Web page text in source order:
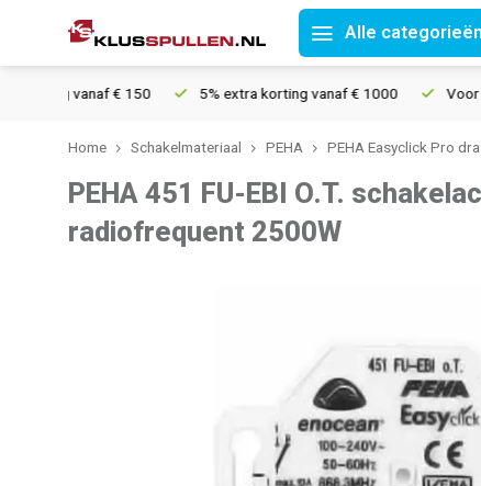
Alle categorieën
vanaf € 150 5% extra korting vanaf € 1000 Voor
Home Schakelmateriaal PEHA PEHA Easyclick Pro
PEHA 451 FU-EBI O.T.
radiofrequent 2500W